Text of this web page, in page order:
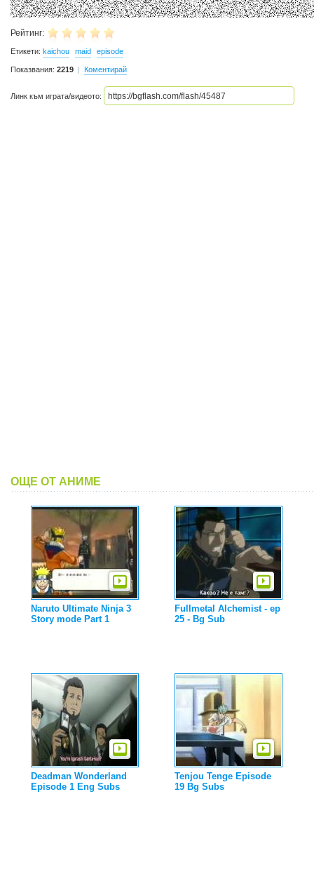
Рейтинг:
Етикети: kaichou maid episode
Показвания: 2219 Коментирай
Линк към играта/видеото:
ОЩЕ ОТ АНИМЕ
Naruto Ultimate Ninja 3
Story mode Part 1
Fullmetal Alchemist - ep
25 - Bg Sub
Deadman Wonderland
Episode 1 Eng Subs
Tenjou Tenge Episode
19 Bg Subs